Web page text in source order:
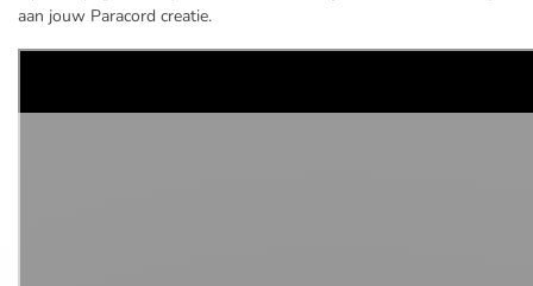
aan jouw Paracord creatie.